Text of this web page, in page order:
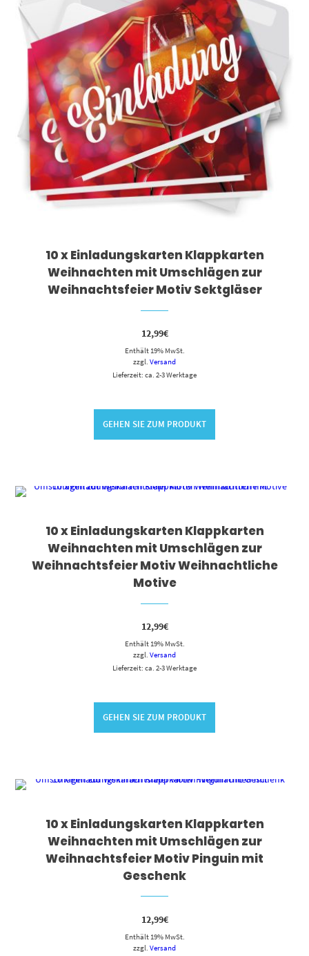
10 x Einladungskarten Klappkarten
Weihnachten mit Umschlägen zur
Weihnachtsfeier Motiv Sektgläser
12,99€
Enthält 19% MwSt.
zzgl. Versand
Lieferzeit: ca. 2-3 Werktage
GEHEN SIE ZUM PRODUKT
10 x Einladungskarten Klappkarten
Weihnachten mit Umschlägen zur
Weihnachtsfeier Motiv Weihnachtliche
Motive
12,99€
Enthält 19% MwSt.
zzgl. Versand
Lieferzeit: ca. 2-3 Werktage
GEHEN SIE ZUM PRODUKT
10 x Einladungskarten Klappkarten
Weihnachten mit Umschlägen zur
Weihnachtsfeier Motiv Pinguin mit
Geschenk
12,99€
Enthält 19% MwSt.
zzgl. Versand